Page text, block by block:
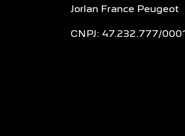
Jorlan France Peugeot
CNPJ: 47.232.777/